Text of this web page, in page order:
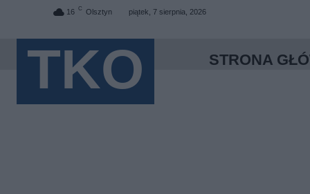
16 C Olsztyn piątek, 7 sierpnia, 2026
TKO STRONA